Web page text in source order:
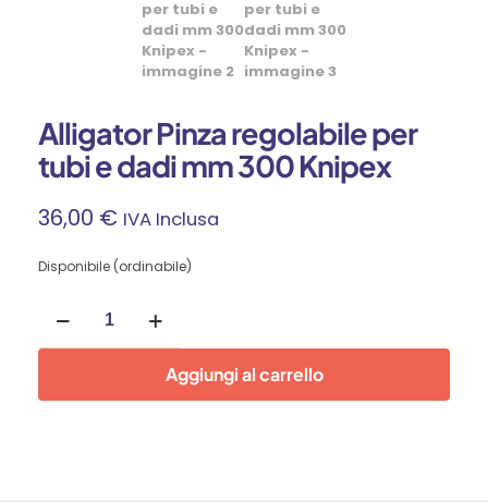
Alligator Pinza regolabile per
tubi e dadi mm 300 Knipex
36,00 € IVA Inclusa
Disponibile (ordinabile)
Pinza
regolabile
e
Aggiungi al carrello